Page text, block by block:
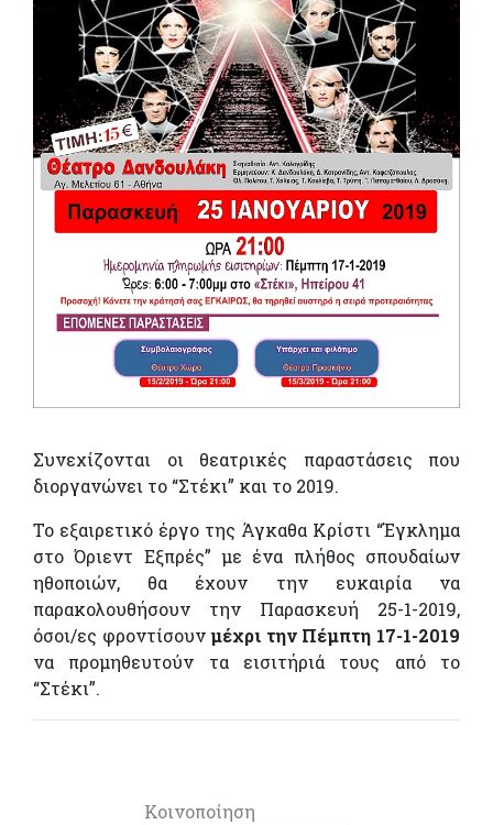
Συνεχίζονται οι θεατρικές παραστάσεις που
διοργανώνει το “Στέκι” και το 2019.
Το εξαιρετικό έργο της Άγκαθα Κρίστι “Έγκλημα
στο Όριεντ Εξπρές” με ένα πλήθος σπουδαίων
ηθοποιών, θα έχουν την ευκαιρία να
παρακολουθήσουν την Παρασκευή 25-1-2019,
όσοι/ες φροντίσουνμέχρι την Πέμπτη 17-1-2019
να προμηθευτούν τα εισιτήριά τους από το
“Στέκι”.
Κοινοποίηση